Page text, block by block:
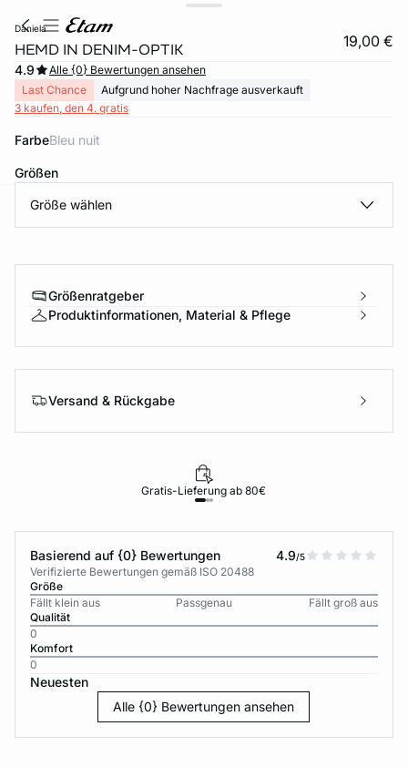
daniela
HEMD IN DENIM-OPTIK 19,00 €
4.9
Alle {0} Bewertungen ansehen
Last Chance
Aufgrund hoher Nachfrage ausverkauft
3 kaufen, den 4. gratis
Farbe bleu nuit
Größen
Größe wählen
Größenratgeber
Produktinformationen, Material & Pflege
Versand & Rückgabe
Gratis-Lieferung ab 80€
Basierend auf {0} Bewertungen 4.9/5
Verifizierte Bewertungen gemäß ISO 20488
Größe
Fällt klein aus
Passgenau
Fällt groß aus
Qualität
0
Komfort
0
Neuesten
Alle {0} Bewertungen ansehen